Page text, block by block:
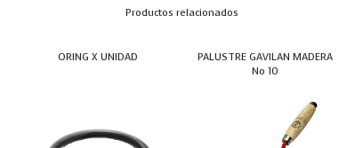
Productos relacionados
ORING X UNIDAD
PALUSTRE GAVILAN MADERA
No 10